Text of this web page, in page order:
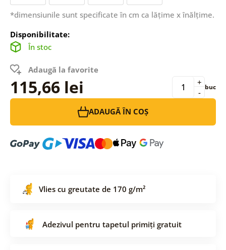
*dimensiunile sunt specificate în cm ca lățime x înălțime.
Disponibilitate:
În stoc
Adaugă la favorite
115,66 lei -
+ buc
ADAUGĂ ÎN COȘ
Vlies cu greutate de 170 g/m²
Adezivul pentru tapetul primiți gratuit